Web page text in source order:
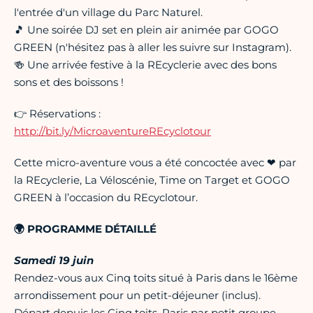
l'entrée d'un village du Parc Naturel.
🎵 Une soirée DJ set en plein air animée par GOGO
GREEN (n'hésitez pas à aller les suivre sur Instagram).
🍻 Une arrivée festive à la REcyclerie avec des bons
sons et des boissons !
👉 Réservations :
http://bit.ly/MicroaventureREcyclotour
Cette micro-aventure vous a été concoctée avec ❤ par
la REcyclerie, La Véloscénie, Time on Target et GOGO
GREEN à l’occasion du REcyclotour.
🌍 PROGRAMME DÉTAILLÉ
Samedi 19 juin
Rendez-vous aux Cinq toits situé à Paris dans le 16ème
arrondissement pour un petit-déjeuner (inclus).